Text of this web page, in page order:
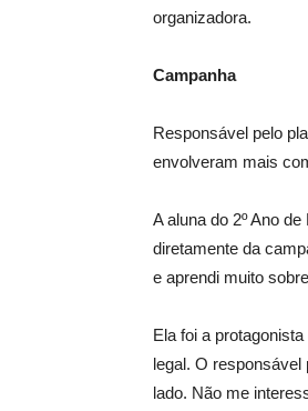
organizadora.
Campanha
Responsável pelo
envolveram mais
A aluna do 2º Ano
diretamente da
e aprendi muito
Ela foi a
legal. O responsável
lado. Não me